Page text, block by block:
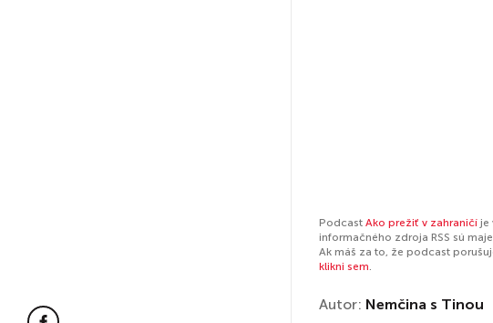
Podcast Ako prežiť v zahraničí je
informačného zdroja RSS sú
Ak máš za to, že podcast
klikni sem.
Autor: Nemčina s Tinou